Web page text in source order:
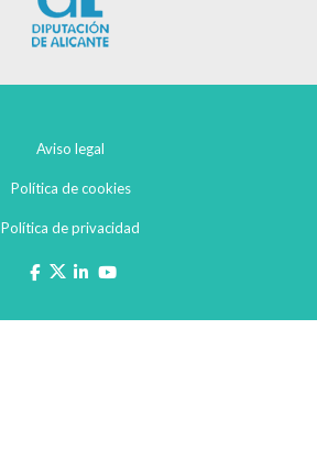
Aviso legal
Política de cookies
Política de privacidad